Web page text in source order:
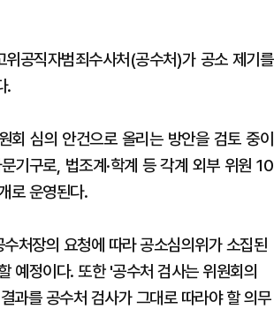
공직자범죄수사처(공수처)가 공소 제기를
.
심의 안건으로 올리는 방안을 검토 중이
기구로, 법조계·학계 등 각계 외부 위원 10
로 운영된다.
처장의 요청에 따라 공소심의위가 소집된
예정이다. 또한 '공수처 검사는 위원회의
과를 공수처 검사가 그대로 따라야 할 의무